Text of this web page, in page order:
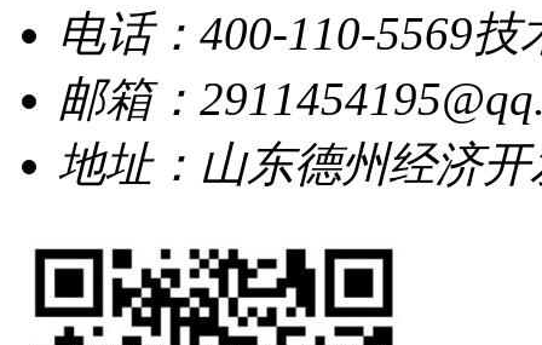
电话：400-110-5569技
邮箱：
地址：山东德州经济